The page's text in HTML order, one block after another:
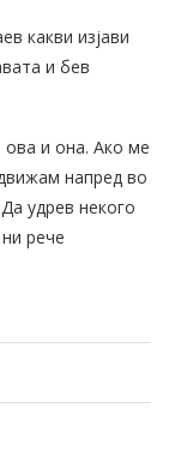
какви изјави
и бев
ова и она. Ако ме
напред во
удрев некого
рече